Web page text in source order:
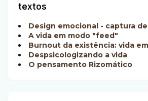
textos
Design emocional - captura
A vida em modo "feed"
Burnout da existência: vida
Despsicologizando a vida
O pensamento Rizomático